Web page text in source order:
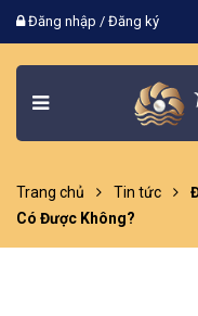
Đăng nhập / Đăng ký
Trang chủ Tin tức
Có Được Không?